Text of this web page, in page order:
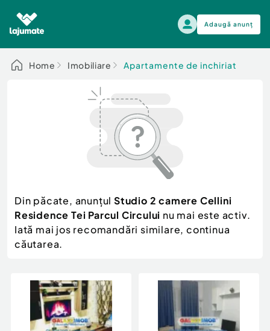
Adaugă anunț
Alege categoria
Auto, moto si ambarcatiuni
Electronice si electrocasnice
Mama si copilul
Moda si frumusete
Sport, timp liber, arta
Servicii
Animale de companie
Afaceri și echipamente profesionale
Auto, moto si ambarcatiuni
Scutere - ATV - UTV
Autoutilitare
Ambarcatiuni
Camioane - Rulote - Remorci
Utilaje agricole si industriale
Piese auto si accesorii
Dacia Duster
Home Imobiliare Apartamente de inchiriat
Din păcate, anunțul Studio 2 camere Cellini
Residence Tei Parcul Circului nu mai este activ.
Iată mai jos recomandări similare, continua
căutarea.